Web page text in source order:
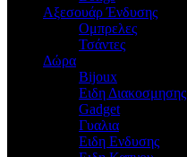
Αξεσουάρ Ένδυσης
Oμπρελες
Τσάντες
Δώρα
Bijoux
Eιδη Διακοσμησης
Gadget
Γυαλια
Ειδη Ενδυσης